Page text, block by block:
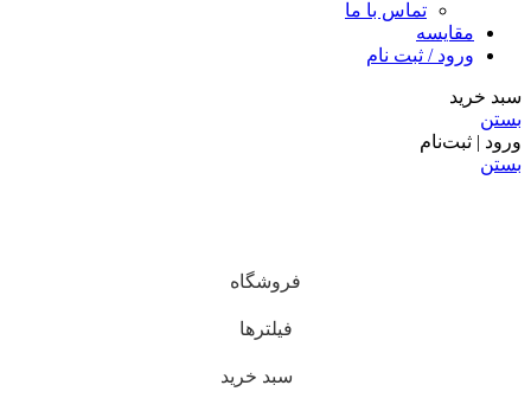
تماس با ما
مقایسه
ورود / ثبت نام
سبد خرید
بستن
ورود | ثبت‌نام
بستن
فروشگاه
فیلترها
سبد خرید